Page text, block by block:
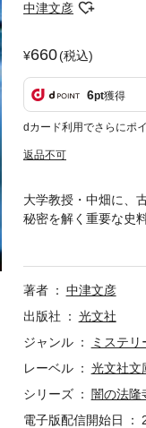
中津文彦
660(税込)
6pt獲得
dカード利用でさらにポ
返品不可
大学教授・中畑に、
秘密を解く重要な史
跡が残されていた
著者
中津文彦
出版社
光文社
ジャンル
ミステリ
レーベル
光文社文
シリーズ
闇の法隆
電子版配信開始日